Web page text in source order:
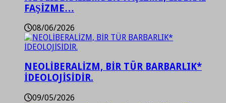
FAŞİZME…
08/06/2026
NEOLİBERALİZM, BİR TÜR BARBARLIK*
İDEOLOJİSİDİR.
09/05/2026